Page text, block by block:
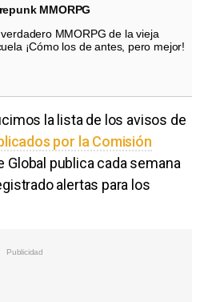
MMORPG
MMORPG de la vieja
¡Cómo los de antes, pero mejor!
la lista de los avisos de
por la Comisión
Global publica cada semana
alertas para los